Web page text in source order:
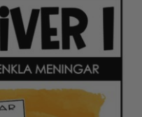
EXPANDERA
UNDERMENY